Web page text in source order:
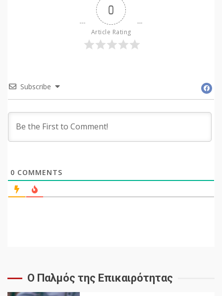
0
Article Rating
Subscribe
0 COMMENTS
Ο Παλμός της Επικαιρότητας